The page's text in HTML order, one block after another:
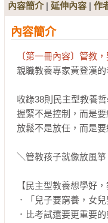
內容簡介| 延伸內容 | 作
內容簡介
〔第一冊內容〕管教
親職教養專家黃登漢
收錄38則民主型教養哲
握緊不是控制，而是
放鬆不是放任，而是
＼管教孩子就像放風
【民主型教養想學好
．「兒子要窮養，女
．比考試還要更重要